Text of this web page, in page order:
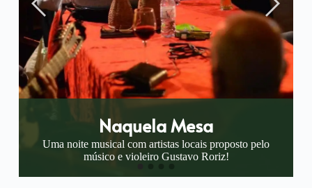
Naquela Mesa
Uma noite musical com artistas locais proposto pelo
músico e violeiro Gustavo Roriz!